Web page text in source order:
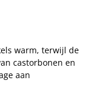
warm, terwijl de
castorbonen en
aan